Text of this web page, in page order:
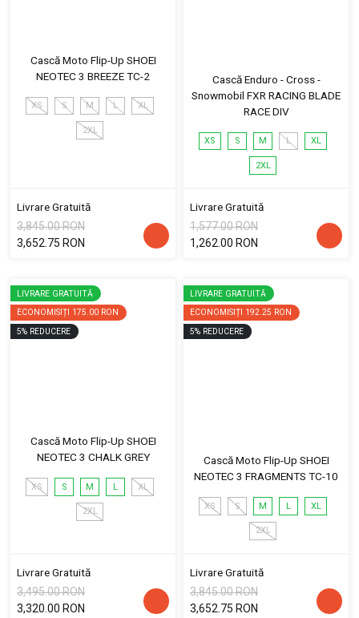
Cască Moto Flip-Up SHOEI
NEOTEC 3 BREEZE TC-2
XS S M L XL
2XL
Livrare Gratuită
3,845.00 RON
3,652.75 RON
Cască Enduro - Cross -
Snowmobil FXR RACING BLADE
RACE DIV
XS S M L XL
2XL
Livrare Gratuită
1,577.00 RON
1,262.00 RON
LIVRARE GRATUITĂ
ECONOMISIȚI 175.00 RON
5% REDUCERE
Cască Moto Flip-Up SHOEI
NEOTEC 3 CHALK GREY
XS S M L XL
2XL
Livrare Gratuită
3,495.00 RON
3,320.00 RON
LIVRARE GRATUITĂ
ECONOMISIȚI 192.25 RON
5% REDUCERE
Cască Moto Flip-Up SHOEI
NEOTEC 3 FRAGMENTS TC-10
XS S M L XL
2XL
Livrare Gratuită
3,845.00 RON
3,652.75 RON